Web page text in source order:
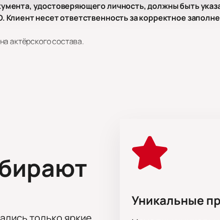
удостоверяющего личность, должны быть
несет ответственность за корректное
актёрского состава.
Корнея Чуковского. История знакома многим с детства, а
музыка и драма. Артисты раскрывают сюжет через музыку
мотивам классики
актеры
Уникальные